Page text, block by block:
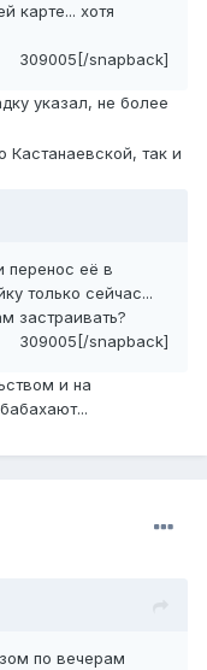
карте... хотя
309005[/snapback]
указал, не более
Кастанаевской, так и
перенос её в
только сейчас...
застраивать?
309005[/snapback]
и на
по вечерам